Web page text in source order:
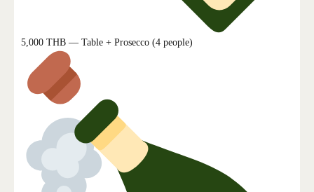
5,000 THB — Table + Prosecco (4 people)